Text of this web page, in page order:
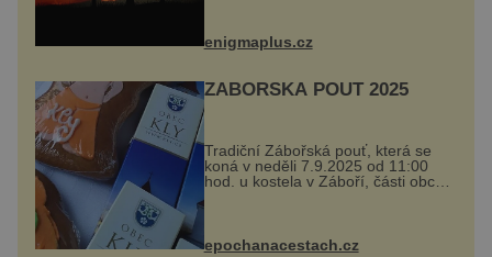
při její demolici. Podle místních stojí
...
enigmaplus.cz
ZÁBOŘSKÁ POUŤ 2025
Tradiční Zábořská pouť, která se
koná v neděli 7.9.2025 od 11:00
hod. u kostela v Záboří, části obce
Kly u Mělníka. V programu
naleznete komentovanou prohlídku
atrakce...
epochanacestach.cz